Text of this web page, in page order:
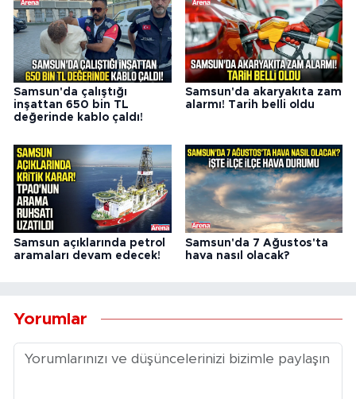
Samsun'da çalıştığı
inşattan 650 bin TL
değerinde kablo çaldı!
Samsun'da akaryakıta zam
alarmı! Tarih belli oldu
Samsun açıklarında petrol
aramaları devam edecek!
Samsun'da 7 Ağustos'ta
hava nasıl olacak?
Yorumlar